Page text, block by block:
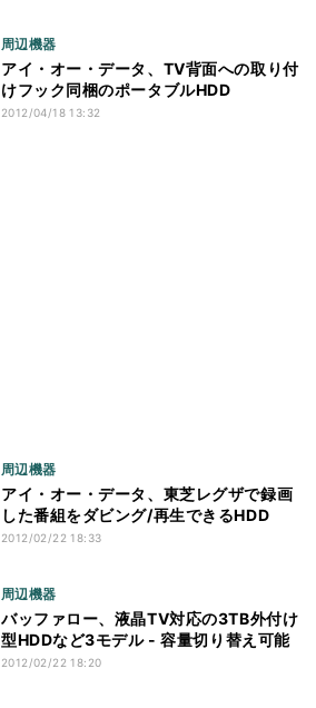
周辺機器
アイ・オー・データ、TV背面への取り付
けフック同梱のポータブルHDD
2012/04/18 13:32
周辺機器
アイ・オー・データ、東芝レグザで録画
した番組をダビング/再生できるHDD
2012/02/22 18:33
周辺機器
バッファロー、液晶TV対応の3TB外付け
型HDDなど3モデル - 容量切り替え可能
2012/02/22 18:20